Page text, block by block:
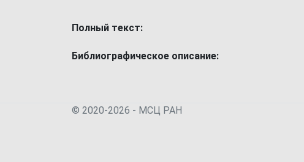
Полный текст:
Библиографическое описание:
© 2020-2026 - МСЦ РАН